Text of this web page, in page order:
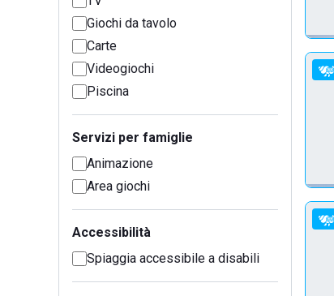
Giochi da tavolo
Carte
Videogiochi
Piscina
Servizi per famiglie
Animazione
Area giochi
Accessibilità
Spiaggia accessibile a disabili